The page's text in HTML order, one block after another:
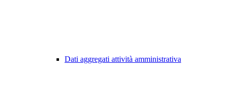
Dati aggregati attività amministrativa